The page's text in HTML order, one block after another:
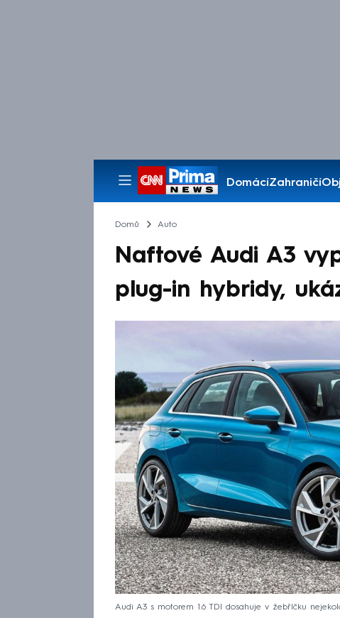
DomácíZahraničí
Pořady
Domů Auto
Naftové Audi A3
plug-in hybridy,
Audi A3 s motorem 1.6 TDI dosahuje v žebříčku